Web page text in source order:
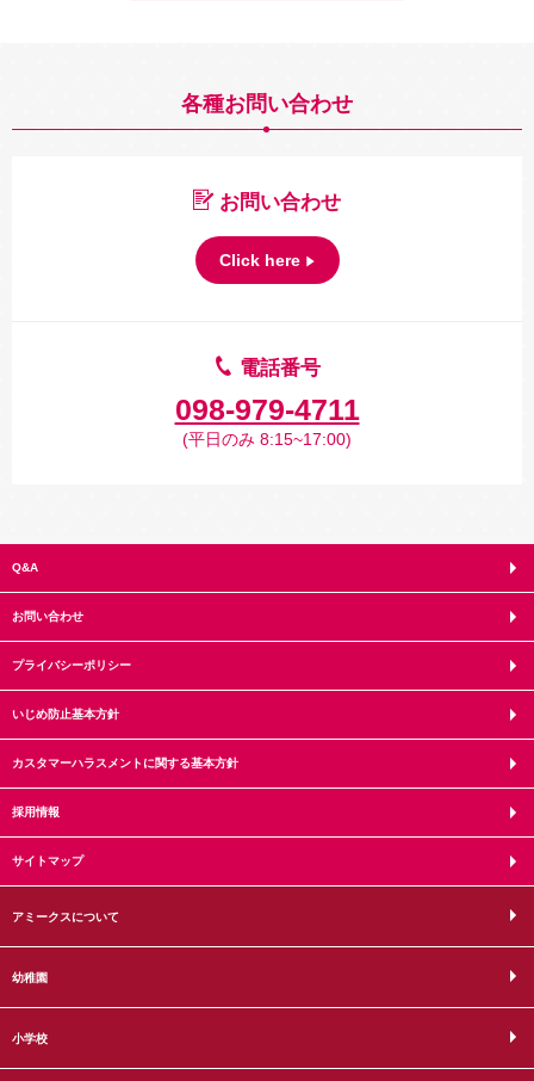
各種お問い合わせ
電話番号
098-979-4711
(平日のみ 8:15~17:00)
お問い合わせ
Click here
Q&A
お問い合わせ
プライバシーポリシー
いじめ防止基本方針
カスタマーハラスメントに関する基本方針
採用情報
サイトマップ
アミークスについて
幼稚園
小学校